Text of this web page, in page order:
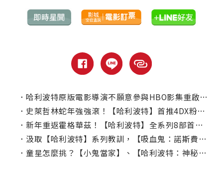
． 哈利波特原版電影導演不願意參與HBO影集重啟，原因是？
． 史萊哲林蛇年強強滾！【哈利波特】首推4DX粉絲搶票二刷
． 新年重返霍格華茲！【哈利波特】全系列8部首度聯映
． 汲取【哈利波特】系列教訓，【吸血鬼：諾斯費拉圖】絕不重蹈覆轍！
． 童星怎麼挑？【小鬼當家】、【哈利波特：神秘的魔法石】導演經驗談